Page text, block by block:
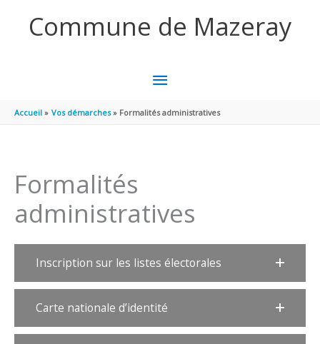
Commune de Mazeray
MENU
PRINCIPAL
Accueil Vos démarches Formalités administratives
Formalités
administratives
Inscription sur les listes électorales
Carte nationale d’identité